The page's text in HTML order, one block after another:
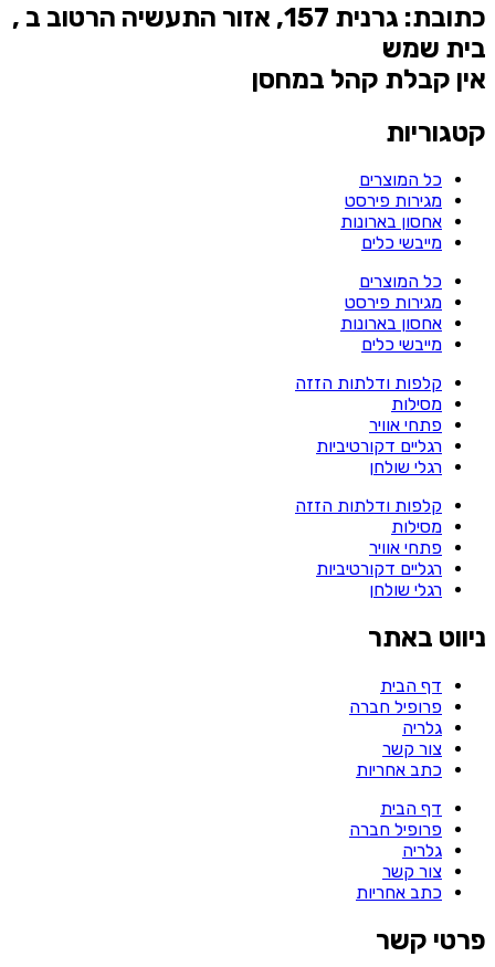
כתובת: גרנית 157, אזור התעשיה הרטוב ב ,
בית שמש
אין קבלת קהל במחסן
קטגוריות
כל המוצרים
מגירות פירסט
אחסון בארונות
מייבשי כלים
כל המוצרים
מגירות פירסט
אחסון בארונות
מייבשי כלים
קלפות ודלתות הזזה
מסילות
פתחי אוויר
רגליים דקורטיביות
רגלי שולחן
קלפות ודלתות הזזה
מסילות
פתחי אוויר
רגליים דקורטיביות
רגלי שולחן
ניווט באתר
דף הבית
פרופיל חברה
גלריה
צור קשר
כתב אחריות
דף הבית
פרופיל חברה
גלריה
צור קשר
כתב אחריות
פרטי קשר